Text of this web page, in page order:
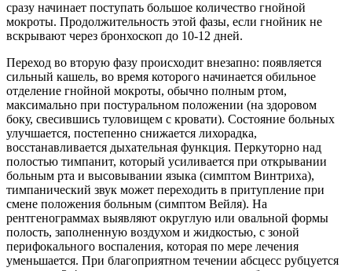
сразу начинает поступать большое количество гнойной
мокроты. Продолжительность этой фазы, если гнойник не
вскрывают через бронхоскоп до 10-12 дней.
Переход во вторую фазу происходит внезапно: появляется
сильный кашель, во время которого начинается обильное
отделение гнойной мокроты, обычно полным ртом,
максимально при постуральном положении (на здоровом
боку, свесившись туловищем с кровати). Состояние больных
улучшается, постепенно снижается лихорадка,
восстанавливается дыхательная функция. Перкуторно над
полостью тимпанит, который усиливается при открывании
больным рта и высовывании языка (симптом Винтриха),
тимпанический звук может переходить в притупление при
смене положения больным (симптом Вейля). На
рентгенограммах выявляют округлую или овальной формы
полость, заполненную воздухом и жидкостью, с зоной
перифокального воспаления, которая по мере лечения
уменьшается. При благоприятном течении абсцесс рубцуется